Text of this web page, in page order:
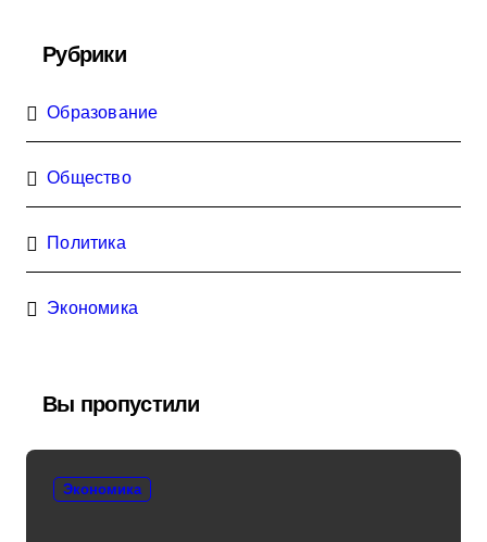
Рубрики
Образование
Общество
Политика
Экономика
Вы пропустили
Экономика